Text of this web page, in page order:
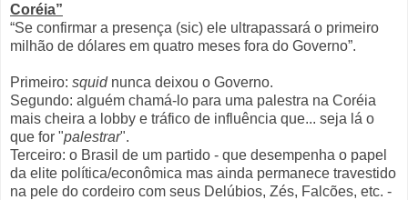
Coréia”
“Se confirmar a presença (sic) ele ultrapassará o primeiro
milhão de dólares em quatro meses fora do Governo”.
Primeiro: squidnunca deixou o Governo.
Segundo: alguém chamá-lo para uma palestra na Coréia
mais cheira a lobby e tráfico de influência que... seja lá o
que for "palestrar".
Terceiro: o Brasil de um partido - que desempenha o papel
da elite política/econômica mas ainda permanece travestido
na pele do cordeiro com seus Delúbios, Zés, Falcões, etc. -